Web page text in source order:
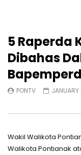
5 Raperda
Dibahas
PONTV JANUARY
Wakil Walikota
Walikota Pontianak